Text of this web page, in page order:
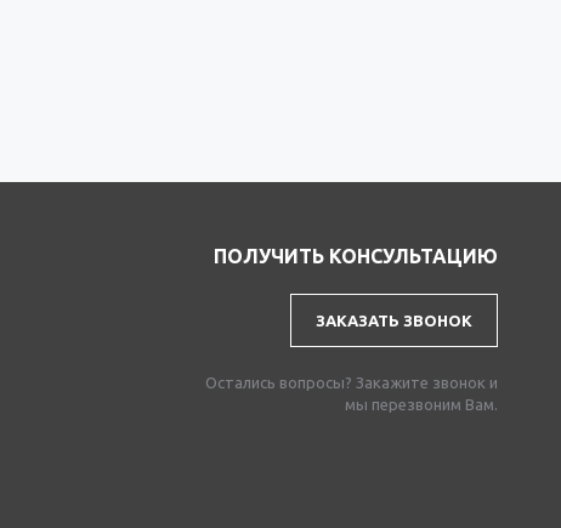
ПОЛУЧИТЬ КОНСУЛЬТАЦИЮ
ЗАКАЗАТЬ ЗВОНОК
Остались вопросы? Закажите звонок и
мы перезвоним Вам.